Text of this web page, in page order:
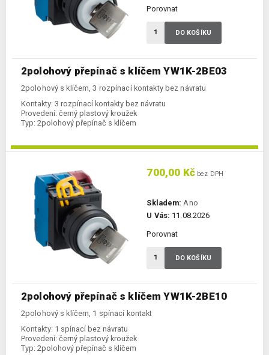
2polohový přepínač s klíčem YW1K-2BE03
2polohový s klíčem, 3 rozpínací kontakty bez návratu
Kontakty: 3 rozpínací kontakty bez návratu
Provedení: černý plastový kroužek
Typ: 2polohový přepínač s klíčem
Porovnat
DO KOŠÍKU
2polohový přepínač s klíčem YW1K-2BE10
2polohový s klíčem, 1 spínací kontakt
Kontakty: 1 spínací bez návratu
Provedení: černý plastový kroužek
Typ: 2polohový přepínač s klíčem
700,00 Kč bez DPH
Skladem: Ano
U Vás: 11.08.2026
Porovnat
DO KOŠÍKU